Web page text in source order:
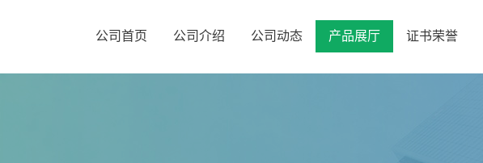
公司首页 公司介绍 公司动态 产品展厅 证书荣誉